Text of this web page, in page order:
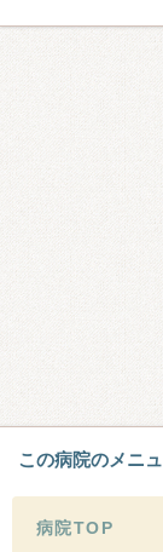
この病院のメニ
病院TOP